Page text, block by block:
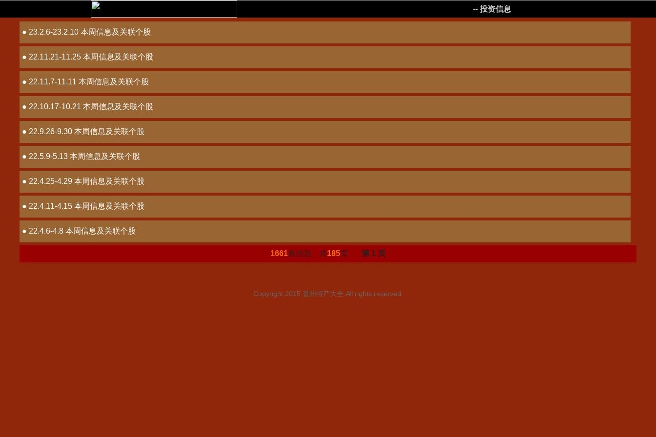
-- 投资信息
● 23.2.6-23.2.10 本周信息及关联个股
● 22.11.21-11.25 本周信息及关联个股
● 22.11.7-11.11 本周信息及关联个股
● 22.10.17-10.21 本周信息及关联个股
● 22.9.26-9.30 本周信息及关联个股
● 22.5.9-5.13 本周信息及关联个股
● 22.4.25-4.29 本周信息及关联个股
● 22.4.11-4.15 本周信息及关联个股
● 22.4.6-4.8 本周信息及关联个股
1661条信息 共185页 第 1 页
Copyright 2015 贵州特产大全 All rights reserved.